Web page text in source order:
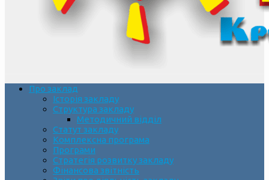
Про заклад
Історія закладу
Структура закладу
Методичний відділ
Статут закладу
Комплексна програма
Програми
Стратегія розвитку закладу
Фінансова звітність